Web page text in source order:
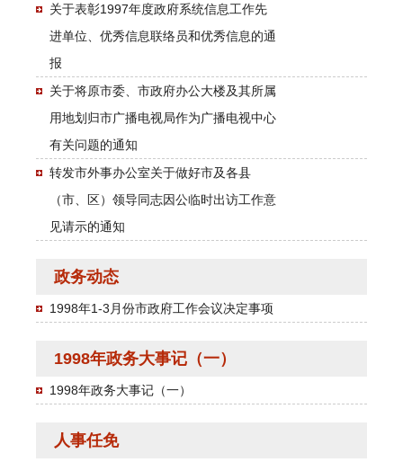
关于表彰1997年度政府系统信息工作先
进单位、优秀信息联络员和优秀信息的通
报
关于将原市委、市政府办公大楼及其所属
用地划归市广播电视局作为广播电视中心
有关问题的通知
转发市外事办公室关于做好市及各县
（市、区）领导同志因公临时出访工作意
见请示的通知
政务动态
1998年1-3月份市政府工作会议决定事项
1998年政务大事记（一）
1998年政务大事记（一）
人事任免